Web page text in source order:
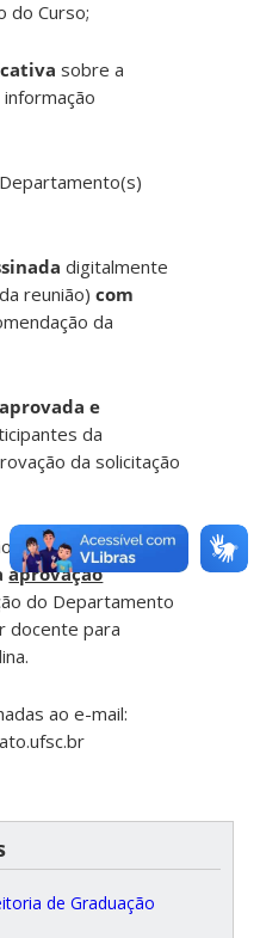
do Curso;
sobre a
digitalmente
reunião)com
da
aprovada e
da
da solicitação
de disciplina: inserir
aprovação
do Departamento
docente para
ao e-mail:
de Graduação